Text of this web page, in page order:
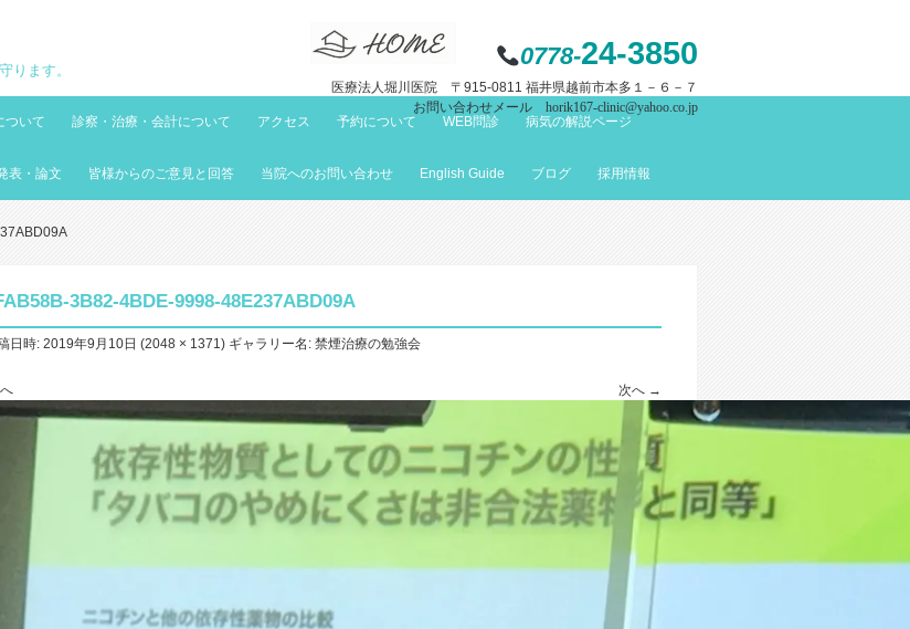
ります。
0778-24-3850
医療法人堀川医院 〒915-0811 福井県越前市本多１－６－７
お問い合わせメール horik167-clinic@yahoo.co.jp
ついて 診察・治療・会計について アクセス 予約について WEB問診 病気の解説ページ
表・論文 皆様からのご意見と回答 当院へのお問い合わせ English Guide ブログ 採用情報
3B82-4BDE-9998-48E237ABD09A
日時: 2019年9月10日 (2048 × 1371) ギャラリー名: 禁煙治療の勉強会
次へ →